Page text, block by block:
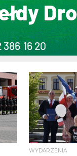
WYDARZENIA